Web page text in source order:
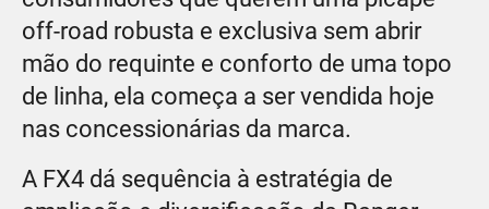
off-road robusta e exclusiva sem abrir
mão do requinte e conforto de uma topo
de linha, ela começa a ser vendida hoje
nas concessionárias da marca.
A FX4 dá sequência à estratégia de